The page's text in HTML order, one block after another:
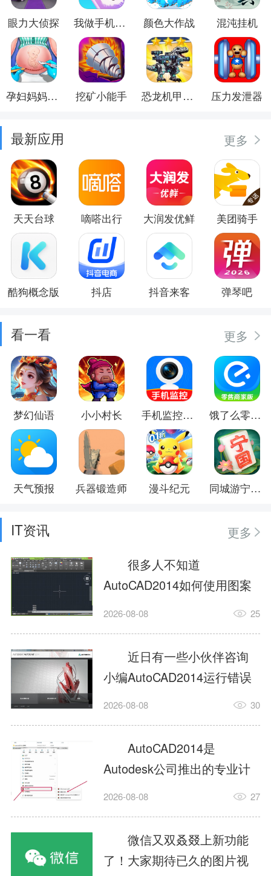
眼力大侦探 我做手机壳特好看 颜色大作战 混沌挂机
孕妇妈妈日记 挖矿小能手 恐龙机甲射手 压力发泄器
最新应用 更多
天天台球 嘀嗒出行 大润发优鲜 美团骑手
酷狗概念版 抖店 抖音来客 弹琴吧
看一看 更多
梦幻仙语 小小村长 手机监控器远程看家 饿了么零售商家版
天气预报 兵器锻造师 漫斗纪元 同城游宁国麻将
IT资讯
更多
很多人不知道
AutoCAD2014如何使用图案
填充?今日为你们带来的文章
用图案填充的内容，还有不
清楚小伙伴和小编一起去学
习一下吧。1.打开
AutoCAD2014这款软件，进
入AutoCAD2014的操作界
面，如图所示：2.在该界面内
找到矩形选项，如图所示：3.
点击矩...
2026-08-08 25
近日有一些小伙伴咨询
小编AutoCAD2014运行错误
怎么办?下面就为大家带来了
办的解决方法，有需要的小
伙伴可以来了解了解哦。1.打
开控制面板，选择
AutodeskAutoCAD2014。2.
等AutodeskAutoCAD2014的
安装程序加载完毕。3.选择添
加/...
2026-08-08 30
AutoCAD2014是
Autodesk公司推出的专业计
算机辅助设计（CAD）软
子、建筑、服装等多个工程
与设计领域。作为行业标准
工具之一，它提供了强大的
2026-08-08 27
微信又双叒叕上新功能
了！大家期待已久的图片视